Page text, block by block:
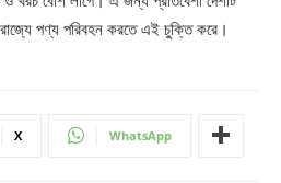
রাজ্যে পণ্য পরিবহন করতে এই চুক্তি করে।
X WhatsApp